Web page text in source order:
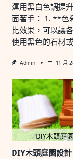
運用黑白色調提
面著手： 1. **色
比效果，可以讓
使用黑色的石材
Admin 11 月
DIY木頭庭園設